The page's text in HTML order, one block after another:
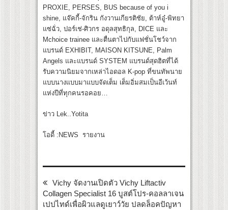
PROXIE, PERSES, BUS because of you i
shine, แจ๊คกี้-จักริน กังวานเกียรติชัย, ต้าห์อู๋-พิทยา
แซ่ฉั่ว, ปอร์เช่-ศิวกร อดุลสุทธิกุล, DICE และ
Mchoice trainee และตื่นตาไปกับแฟชั่นโชว์จาก
แบรนด์ EXHIBIT, MAISON KITSUNE, Palm
Angels และแบรนด์ SYSTEM แบรนด์สุดฮิตที่ได้
รับความนิยมจากเหล่าไอดอล K-pop ที่ขนทัพนาย
แบบนางแบบมาแบบจัดเต็ม เต็มอิ่มสมเป็นอีเว้นท์
แห่งปีที่ทุกคนรอคอย…
ข่าว Lek..Yotita
โอดี้ :NEWS รายงาน
Vichy จัดงานเปิดตัว Vichy Liftactiv
Collagen Specialist 16 บูสต์โปร-คอลลาเจน
เปปไทด์เพื่อผิวแลดูเยาว์วัย ปลดล็อคปัญหา